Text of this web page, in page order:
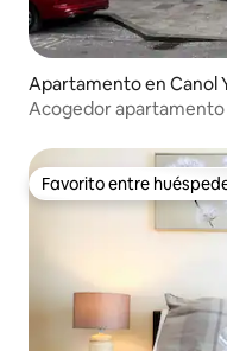
Apartamento en Canol
Acogedor
Favorito entre
Favorito entre